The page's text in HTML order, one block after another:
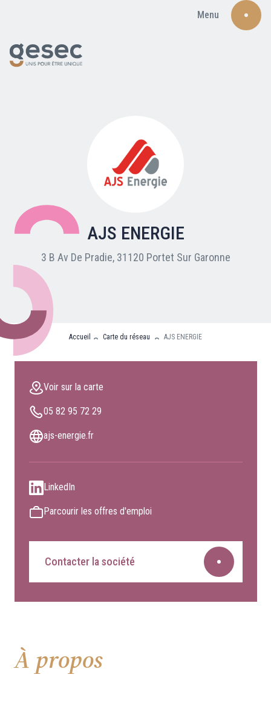
Menu
Nos adhérents
Carte du réseau
Nos partenaires
Clients professionnels
AJS ENERGIE
3 B Av De Pradie, 31120 Portet Sur Garonne
Accueil Carte du réseau AJS ENERGIE
Voir sur la carte
05 82 95 72 29
ajs-energie.fr
LinkedIn
Parcourir les offres d'emploi
Contacter la société
À propos